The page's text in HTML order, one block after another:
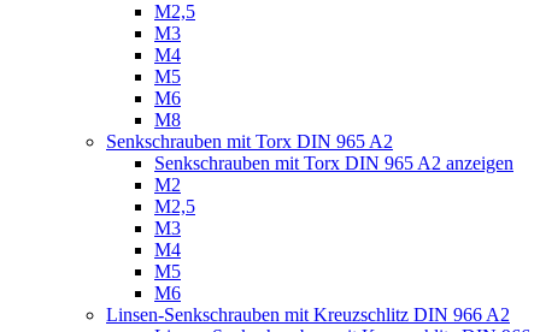
M2,5
M3
M4
M5
M6
M8
Senkschrauben mit Torx DIN 965 A2
Senkschrauben mit Torx DIN 965 A2 anzeigen
M2
M2,5
M3
M4
M5
M6
Linsen-Senkschrauben mit Kreuzschlitz DIN 966 A2